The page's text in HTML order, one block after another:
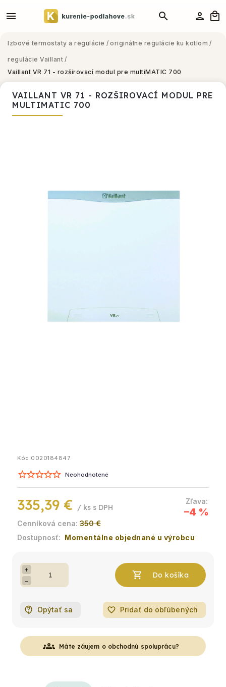
Izbové termostaty a regulácie / originálne regulácie ku kotlom /
regulácie Vaillant /
Vaillant VR 71 - rozširovací modul pre multiMATIC 700
VAILLANT VR 71 - ROZŠIROVACÍ MODUL PRE
MULTIMATIC 700
Kód:0020184847
Neohodnotené
350 €
–4 %
335,39 € / ks
Momentálne objednané u výrobcu
+
−
Opýtať sa favorite_border Pridať do obľúbených
groups Máte záujem o obchodnú spoluprácu?